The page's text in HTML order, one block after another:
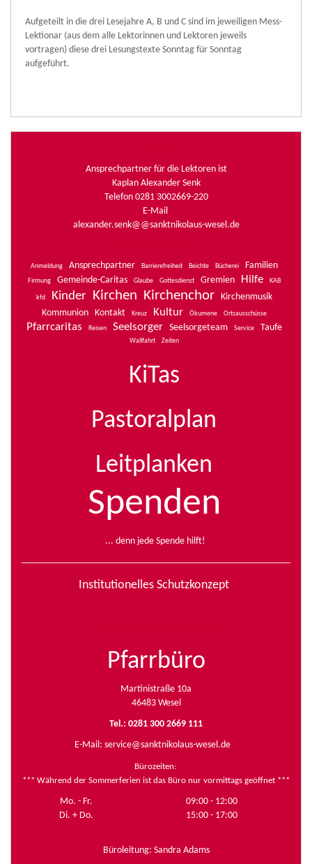
Aufgeteilt in die drei Lesejahre A, B und C sind im jeweiligen Mess-
Lektionar (aus dem alle Lektorinnen und Lektoren jeweils
vortragen) diese drei Lesungstexte Sonntag für Sonntag
aufgeführt.
Ansprechpartner für die Lektoren ist
Kaplan Alexander Senk
Telefon 0281 3002669-220
E-Mail
alexander.senk@@sanktnikolaus-wesel.de
Anmeldung Ansprechpartner Barrierefreiheit Beichte Bücherei Familien
Firmung Gemeinde-Caritas Glaube Gottesdienst Gremien Hilfe KAB
kfd Kinder Kirchen Kirchenchor
Kirchenmusik
Kommunion
Kontakt Kreuz Kultur Ökumene Ortsausschüsse
Pfarrcaritas Reisen Seelsorger Seelsorgeteam Service Taufe
Wallfahrt Zeiten
KiTas
Pastoralplan
Leitplanken
Spenden
... denn jede Spende hilft!
Institutionelles Schutzkonzept
Pfarrbüro
Martinistraße 10a
46483 Wesel
Tel.: 0281 300 2669 111
E-Mail: service@sanktnikolaus-wesel.de
Bürozeiten:
*** Während der Sommerferien ist das Büro nur vormittags geöffnet ***
Mo. - Fr.
09:00 - 12:00
Di. + Do.
15:00 - 17:00
Büroleitung: Sandra Adams